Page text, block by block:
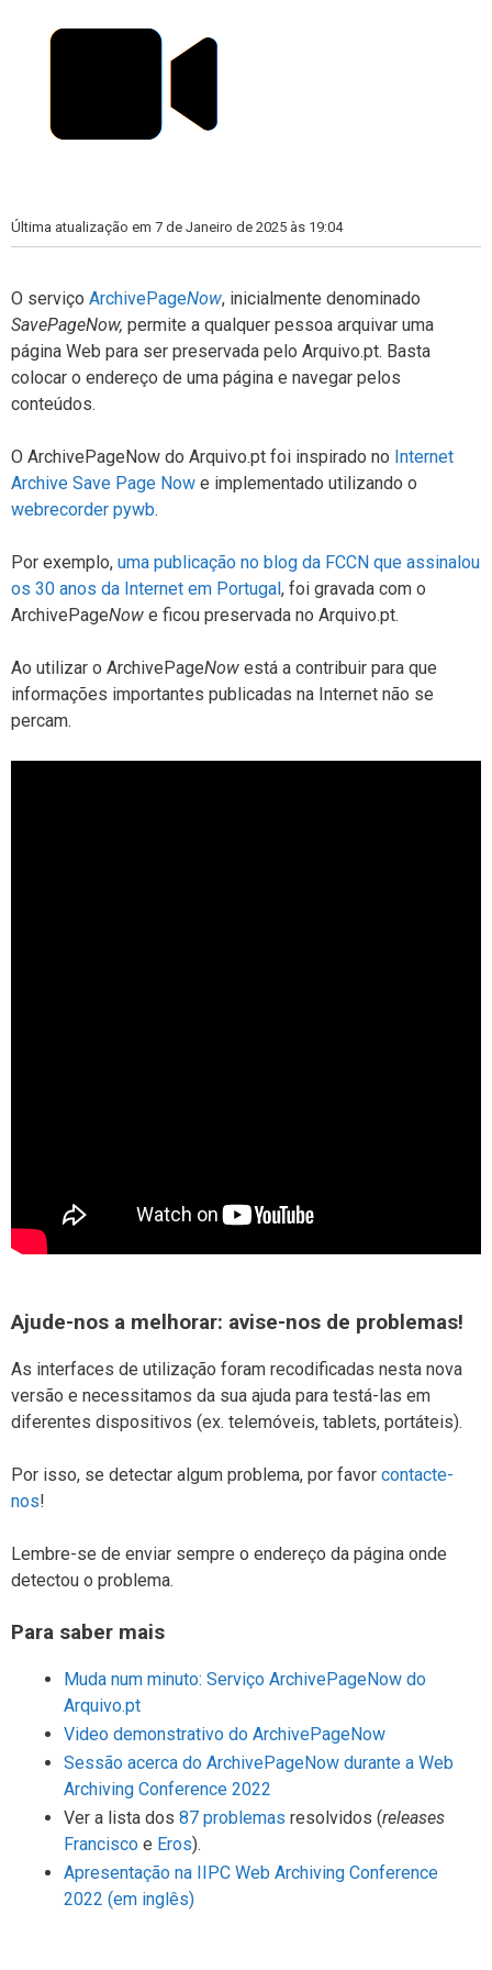
Última atualização em 7 de Janeiro de 2025 às 19:04
O serviço ArchivePageNow, inicialmente denominado
SavePageNow, permite a qualquer pessoa arquivar uma
página Web para ser preservada pelo Arquivo.pt. Basta
colocar o endereço de uma página e navegar pelos
conteúdos.
O ArchivePageNow do Arquivo.pt foi inspirado no Internet
Archive Save Page Now e implementado utilizando o
webrecorder pywb.
Por exemplo, uma publicação no blog da FCCN que assinalou
os 30 anos da Internet em Portugal, foi gravada com o
ArchivePageNow e ficou preservada no Arquivo.pt.
Ao utilizar o ArchivePageNow está a contribuir para que
informações importantes publicadas na Internet não se
percam.
Ajude-nos a melhorar: avise-nos de problemas!
As interfaces de utilização foram recodificadas nesta nova
versão e necessitamos da sua ajuda para testá-las em
diferentes dispositivos (ex. telemóveis, tablets, portáteis).
Por isso, se detectar algum problema, por favor contacte-
nos!
Lembre-se de enviar sempre o endereço da página onde
detectou o problema.
Para saber mais
Muda num minuto: Serviço ArchivePageNow do
Arquivo.pt
Video demonstrativo do ArchivePageNow
Sessão acerca do ArchivePageNow durante a Web
Archiving Conference 2022
Ver a lista dos 87 problemas resolvidos (releases
Francisco e Eros).
Apresentação na IIPC Web Archiving Conference
2022 (em inglês)